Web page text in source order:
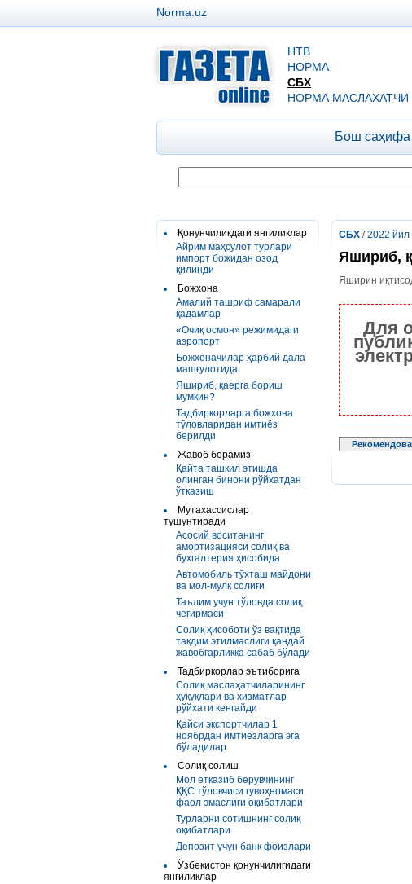
Norma.uz
НТВ
НОРМА
СБХ
НОРМА МАСЛАХАТЧИ
Бош саҳифа
Қонунчиликдаги янгиликлар
Айрим маҳсулот турлари
импорт божидан озод
қилинди
Божхона
Амалий ташриф самарали
қадамлар
«Очиқ осмон» режимидаги
аэропорт
Божхоначилар ҳарбий дала
машғулотида
Яшириб, қаерга бориш
мумкин?
Тадбиркорларга божхона
тўловларидан имтиёз
берилди
Жавоб берамиз
Қайта ташкил этишда
олинган бинони рўйхатдан
ўтказиш
Мутахассислар
тушунтиради
Асосий воситанинг
амортизацияси солиқ ва
бухгалтерия ҳисобида
Автомобиль тўхташ майдони
ва мол-мулк солиғи
Таълим учун тўловда солиқ
чегирмаси
Солиқ ҳисоботи ўз вақтида
тақдим этилмаслиги қандай
жавобгарликка сабаб бўлади
Тадбиркорлар эътиборига
Солиқ маслаҳатчиларининг
ҳуқуқлари ва хизматлар
рўйхати кенгайди
Қайси экспортчилар 1
ноябрдан имтиёзларга эга
бўладилар
Солиқ солиш
Мол етказиб берувчининг
ҚҚС тўловчиси гувоҳномаси
фаол эмаслиги оқибатлари
Турларни сотишнинг солиқ
оқибатлари
Депозит учун банк фоизлари
Ўзбекистон қонунчилигидаги
янгиликлар
СБХ /2022 йил
Яшириб,
Яширин
Для